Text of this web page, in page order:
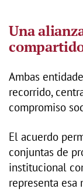
Una
Ambas
recorrido,
compromiso
El acuerdo
conjuntas de
institucional
representa